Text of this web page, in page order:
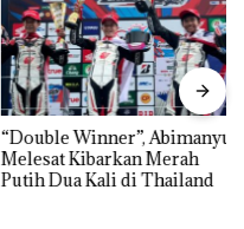
“Double Winner”, Abimanyu
Melesat Kibarkan Merah
Putih Dua Kali di Thailand